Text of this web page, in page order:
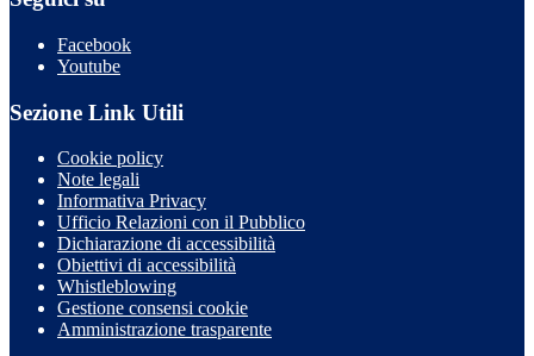
Facebook
Youtube
Sezione Link Utili
Cookie policy
Note legali
Informativa Privacy
Ufficio Relazioni con il Pubblico
Dichiarazione di accessibilità
Obiettivi di accessibilità
Whistleblowing
Gestione consensi cookie
Amministrazione trasparente